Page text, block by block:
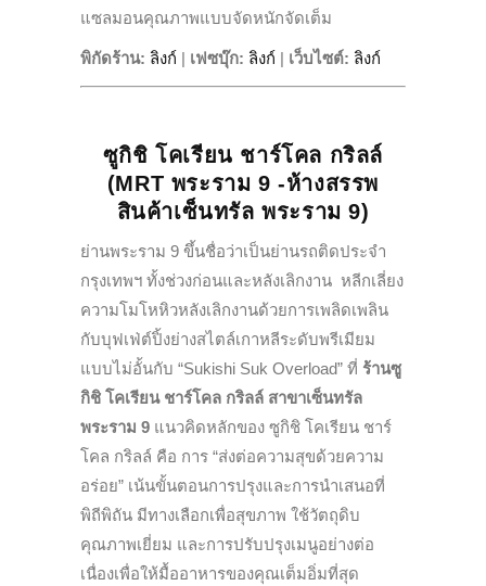
แซลมอนคุณภาพแบบจัดหนักจัดเต็ม
พิกัดร้าน: ลิงก์ | เฟซบุ๊ก: ลิงก์ | เว็บไซต์: ลิงก์
ซูกิชิ โคเรียน ชาร์โคล กริลล์
(MRT พระราม 9 -ห้างสรรพ
สินค้าเซ็นทรัล พระราม 9)
ย่านพระราม 9 ขึ้นชื่อว่าเป็นย่านรถติดประจำ
กรุงเทพฯ ทั้งช่วงก่อนและหลังเลิกงาน หลีกเลี่ยง
ความโมโหหิวหลังเลิกงานด้วยการเพลิดเพลิน
กับบุฟเฟ่ต์ปิ้งย่างสไตล์เกาหลีระดับพรีเมียม
แบบไม่อั้นกับ “Sukishi Suk Overload” ที่ ร้านซู
กิชิ โคเรียน ชาร์โคล กริลล์ สาขาเซ็นทรัล
พระราม 9 แนวคิดหลักของ ซูกิชิ โคเรียน ชาร์
โคล กริลล์ คือ การ “ส่งต่อความสุขด้วยความ
อร่อย” เน้นขั้นตอนการปรุงและการนำเสนอที่
พิถีพิถัน มีทางเลือกเพื่อสุขภาพ ใช้วัตถุดิบ
คุณภาพเยี่ยม และการปรับปรุงเมนูอย่างต่อ
เนื่องเพื่อให้มื้ออาหารของคุณเต็มอิ่มที่สุด